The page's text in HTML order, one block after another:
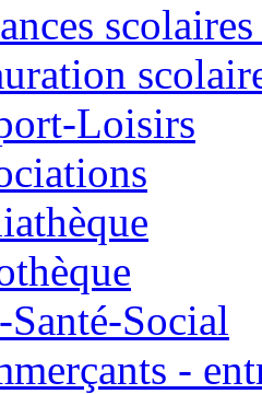
Loisirs
Social
-